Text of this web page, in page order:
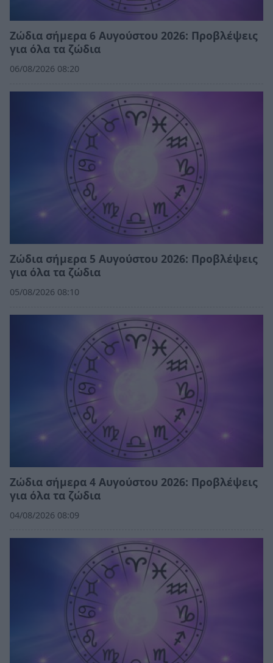
Ζώδια σήμερα 6 Αυγούστου 2026: Προβλέψεις
για όλα τα ζώδια
06/08/2026 08:20
Ζώδια σήμερα 5 Αυγούστου 2026: Προβλέψεις
για όλα τα ζώδια
05/08/2026 08:10
Ζώδια σήμερα 4 Αυγούστου 2026: Προβλέψεις
για όλα τα ζώδια
04/08/2026 08:09